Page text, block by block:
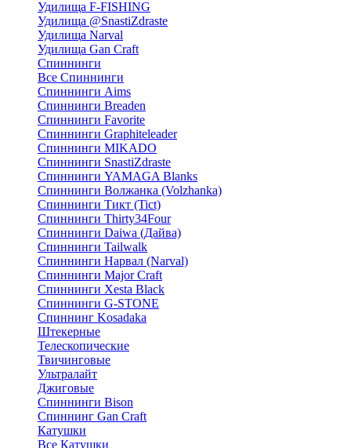
Удилища F-FISHING
Удилища @SnastiZdraste
Удилища Narval
Удилища Gan Craft
Спиннинги
Все Спиннинги
Спиннинги Aims
Спиннинги Breaden
Спиннинги Favorite
Спиннинги Graphiteleader
Спиннинги MIKADO
Спиннинги SnastiZdraste
Спиннинги YAMAGA Blanks
Спиннинги Волжанка (Volzhanka)
Спиннинги Тикт (Tict)
Спиннинги Thirty34Four
Спиннинги Daiwa (Дайва)
Спиннинги Tailwalk
Спиннинги Нарвал (Narval)
Спиннинги Major Craft
Спиннинги Xesta Black
Спиннинги G-STONE
Спиннинг Kosadaka
Штекерные
Телескопические
Твичинговые
Ультралайт
Джиговые
Спиннинги Bison
Спиннинг Gan Craft
Катушки
Все Катушки